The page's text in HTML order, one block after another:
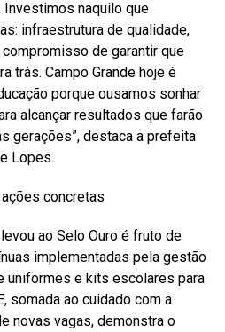
naquilo que
infraestrutura de qualidade,
de garantir que
trás. Campo Grande hoje é
porque ousamos sonhar
alcançar resultados que farão
gerações”, destaca a prefeita
Lopes.
concretas
ao Selo Ouro é fruto de
implementadas pela gestão
uniformes e kits escolares para
somada ao cuidado com a
novas vagas, demonstra o